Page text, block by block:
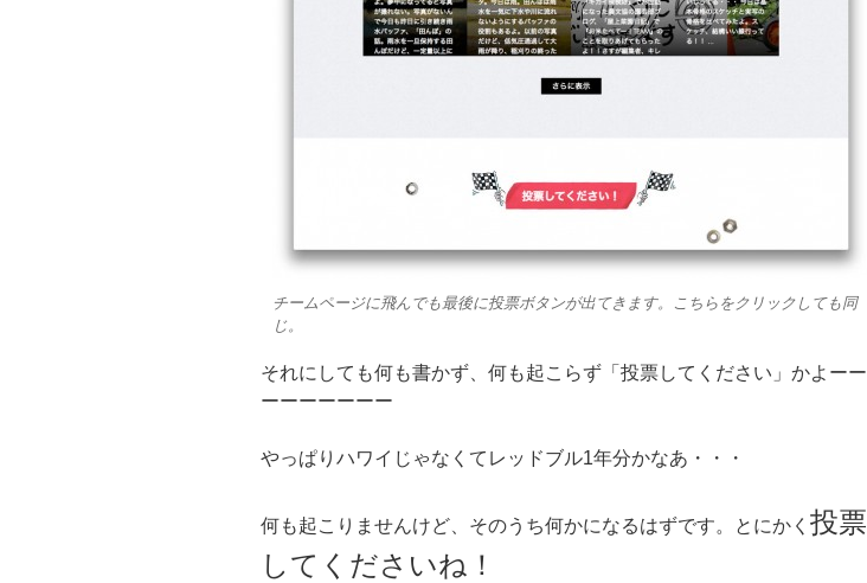
チームページに飛んでも最後に投票ボタンが出てきます。こちらをクリックしても同
じ。
それにしても何も書かず、何も起こらず「投票してください」かよーー
ーーーーーーー
やっぱりハワイじゃなくてレッドブル1年分かなあ・・・
何も起こりませんけど、そのうち何かになるはずです。とにかく 投票
してくださいね！